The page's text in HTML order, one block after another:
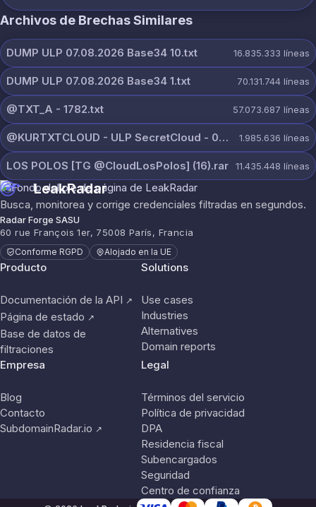
Archivos de Brechas Similares
DUMP ULP 07.08.2026 Base34 10.txt 16.835.333 líneas
DUMP ULP 07.08.2026 Base34 1.txt 70.131.744 líneas
@TXT_A - 1782.txt 57.073.687 líneas
@KURTXTCLOUD - ULP SecretCloud - 07 August 2026.txt 1.985.636 líneas
LOS POLOS [TG @CloudLosPolos] (16).rar 11.435.448 líneas
LeakRadar
Busca, monitorea y corrige credenciales filtradas en segundos.
Radar Forge SASU
60 rue François 1er, 75008 París, Francia
Conforme RGPD Alojado en la UE
Producto
Documentación de la API ↗
Página de estado ↗
Base de datos de
filtraciones
Solutions
Use cases
Industries
Alternatives
Domain reports
Empresa
Blog
Contacto
SubdomainRadar.io ↗
Legal
Términos del servicio
Política de privacidad
DPA
Residencia fiscal
Subencargados
Seguridad
Centro de confianza